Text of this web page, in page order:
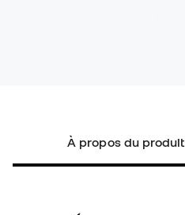
À propos du produit